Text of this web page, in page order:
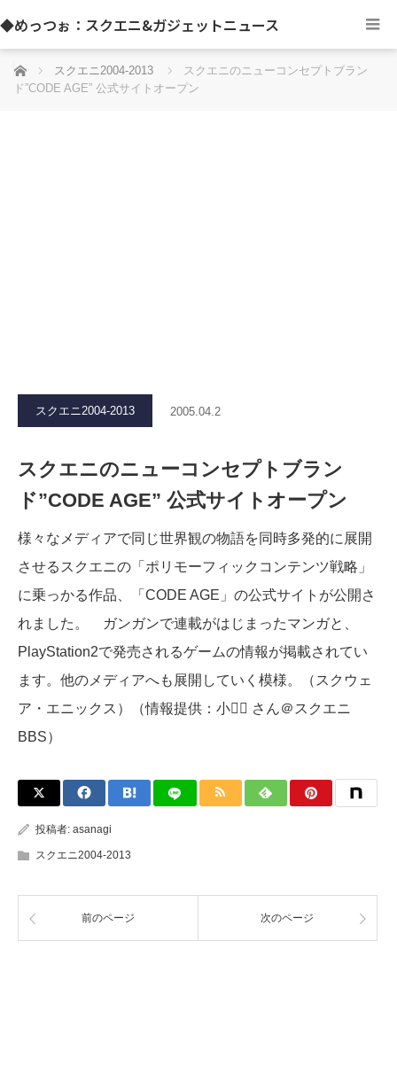
◆めっつぉ：スクエニ&ガジェットニュース
ホーム スクエニ2004-2013
スクエニのニューコンセプトブラン
ド”CODE AGE” 公式サイトオープン
スクエニ2004-2013 2005.04.2
スクエニのニューコンセプトブラン
ド”CODE AGE” 公式サイトオープン
様々なメディアで同じ世界観の物語を同時多発的に展開
させるスクエニの「ポリモーフィックコンテンツ戦略」
に乗っかる作品、「CODE AGE」の公式サイトが公開さ
れました。 ガンガンで連載がはじまったマンガと、
PlayStation2で発売されるゲームの情報が掲載されてい
ます。他のメディアへも展開していく模様。（スクウェ
ア・エニックス）（情報提供：小 さん＠スクエニ
BBS）
投稿者: asanagi
スクエニ2004-2013
前のページ 次のページ